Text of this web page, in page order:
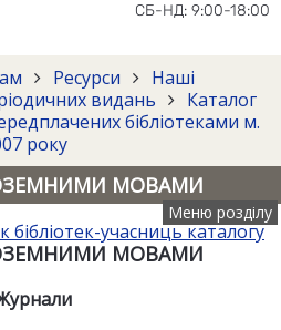
СБ-НД: 9:00-18:00
Ресурси
Наші
видань
Каталог
бібліотеками м.
року
МОВАМИ
Меню розділу
бібліотек-учасниць каталогу
МОВАМИ